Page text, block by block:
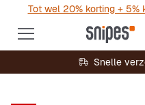
Tot wel 20% korting + 5%
Snelle